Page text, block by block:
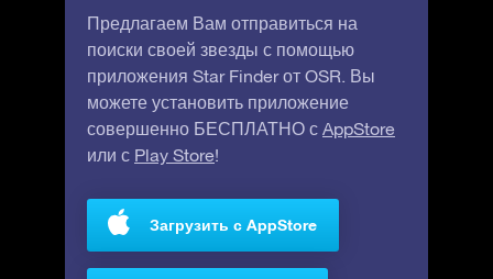
Предлагаем Вам отправиться на
поиски своей звезды с помощью
приложения Star Finder от OSR. Вы
можете установить приложение
совершенно БЕСПЛАТНО с AppStore
или с Play Store!
Загрузить с AppStore